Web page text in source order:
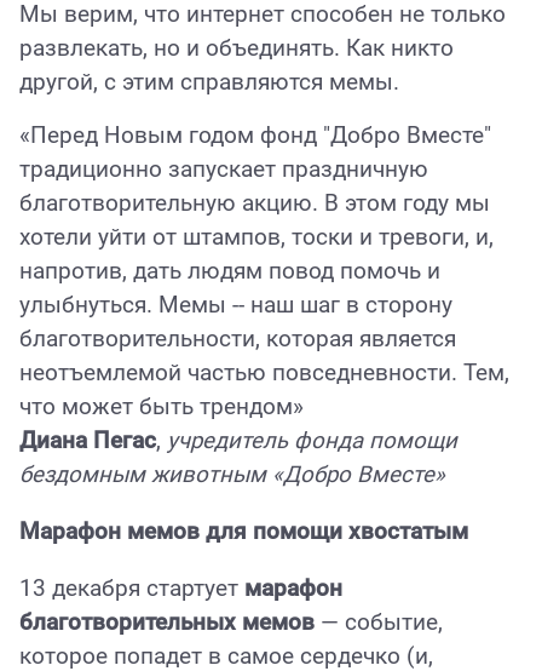
Мы верим, что интернет способен не только
развлекать, но и объединять. Как никто
другой, с этим справляются мемы.
«Перед Новым годом фонд "Добро Вместе"
традиционно запускает праздничную
благотворительную акцию. В этом году мы
хотели уйти от штампов, тоски и тревоги, и,
напротив, дать людям повод помочь и
улыбнуться. Мемы -- наш шаг в сторону
благотворительности, которая является
неотъемлемой частью повседневности. Тем,
что может быть трендом»
Диана Пегас, учредитель фонда помощи
бездомным животным «Добро Вместе»
Марафон мемов для помощи хвостатым
13 декабря стартует марафон
благотворительных мемов — событие,
которое попадет в самое сердечко (и,